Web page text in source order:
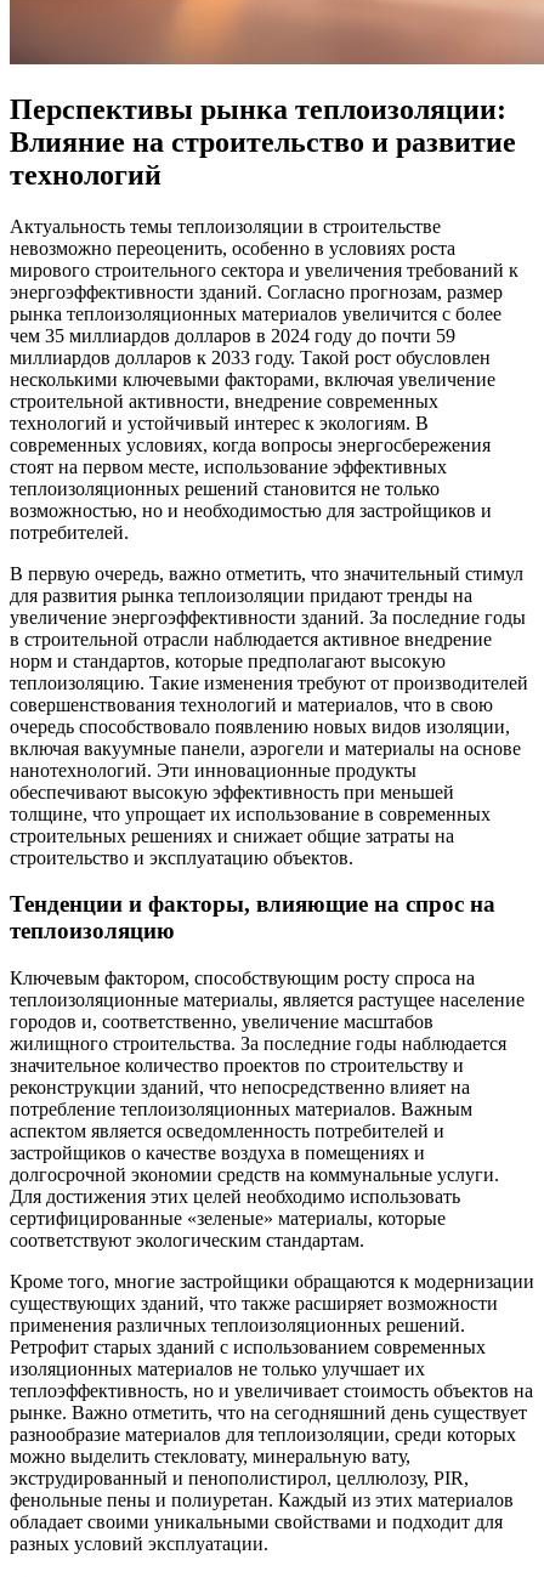
Перспективы рынка теплоизоляции:
Влияние на строительство и развитие
технологий
Актуальность темы теплоизоляции в строительстве
невозможно переоценить, особенно в условиях роста
мирового строительного сектора и увеличения требований к
энергоэффективности зданий. Согласно прогнозам, размер
рынка теплоизоляционных материалов увеличится с более
чем 35 миллиардов долларов в 2024 году до почти 59
миллиардов долларов к 2033 году. Такой рост обусловлен
несколькими ключевыми факторами, включая увеличение
строительной активности, внедрение современных
технологий и устойчивый интерес к экологиям. В
современных условиях, когда вопросы энергосбережения
стоят на первом месте, использование эффективных
теплоизоляционных решений становится не только
возможностью, но и необходимостью для застройщиков и
потребителей.
В первую очередь, важно отметить, что значительный стимул
для развития рынка теплоизоляции придают тренды на
увеличение энергоэффективности зданий. За последние годы
в строительной отрасли наблюдается активное внедрение
норм и стандартов, которые предполагают высокую
теплоизоляцию. Такие изменения требуют от производителей
совершенствования технологий и материалов, что в свою
очередь способствовало появлению новых видов изоляции,
включая вакуумные панели, аэрогели и материалы на основе
нанотехнологий. Эти инновационные продукты
обеспечивают высокую эффективность при меньшей
толщине, что упрощает их использование в современных
строительных решениях и снижает общие затраты на
строительство и эксплуатацию объектов.
Тенденции и факторы, влияющие на спрос на
теплоизоляцию
Ключевым фактором, способствующим росту спроса на
теплоизоляционные материалы, является растущее население
городов и, соответственно, увеличение масштабов
жилищного строительства. За последние годы наблюдается
значительное количество проектов по строительству и
реконструкции зданий, что непосредственно влияет на
потребление теплоизоляционных материалов. Важным
аспектом является осведомленность потребителей и
застройщиков о качестве воздуха в помещениях и
долгосрочной экономии средств на коммунальные услуги.
Для достижения этих целей необходимо использовать
сертифицированные «зеленые» материалы, которые
соответствуют экологическим стандартам.
Кроме того, многие застройщики обращаются к модернизации
существующих зданий, что также расширяет возможности
применения различных теплоизоляционных решений.
Ретрофит старых зданий с использованием современных
изоляционных материалов не только улучшает их
теплоэффективность, но и увеличивает стоимость объектов на
рынке. Важно отметить, что на сегодняшний день существует
разнообразие материалов для теплоизоляции, среди которых
можно выделить стекловату, минеральную вату,
экструдированный и пенополистирол, целлюлозу, PIR,
фенольные пены и полиуретан. Каждый из этих материалов
обладает своими уникальными свойствами и подходит для
разных условий эксплуатации.